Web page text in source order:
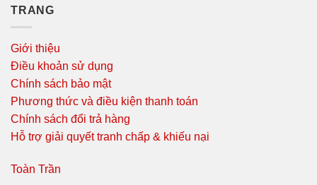
TRANG
Giới thiệu
Điều khoản sử dụng
Chính sách bảo mật
Phương thức và điều kiện thanh toán
Chính sách đổi trả hàng
Hỗ trợ giải quyết tranh chấp & khiếu nại
Toàn Trần